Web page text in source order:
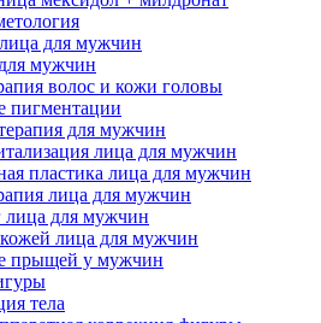
для мужчин
мужчин
волос и кожи головы
пигментации
для мужчин
лица для мужчин
пластика лица для мужчин
лица для мужчин
для мужчин
кожей лица для мужчин
прыщей у мужчин
тела